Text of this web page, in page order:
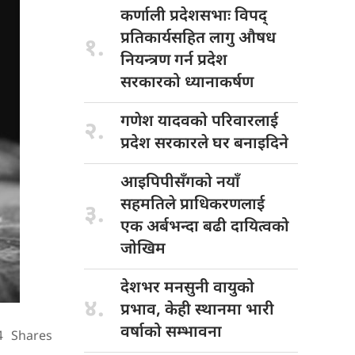
Shares
१.
कर्णाली प्रदेशसभाःविपद्
प्रतिकार्यसहित लागु औषध
नियन्त्रण गर्न प्रदेश
सरकारको ध्यानाकर्षण
२. गणेश यादवकोपरिवारलाई
प्रदेश सरकारले घर बनाइदिने
३.
आइपिपीसँगको नयाँ
सहमतिले प्राधिकरणलाई
एक अर्बभन्दा बढी दायित्वको
जोखिम
४.
देशभर मनसुनीवायुको
प्रभाव, केही स्थानमा भारी
वर्षाको सम्भावना